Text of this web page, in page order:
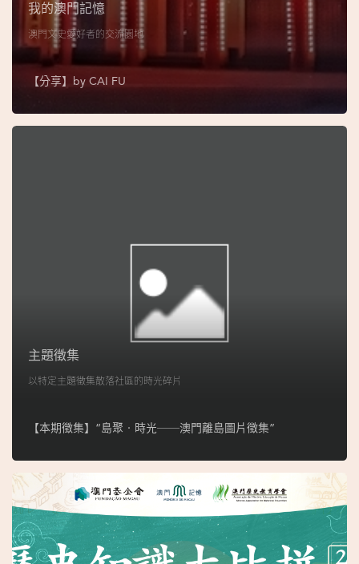
圖
閣
我的澳門記憶
澳門文史愛好者的交流園地
【分享】by CAI FU
主題徵集
以特定主題徵集散落社區的時光碎片
【本期徵集】“島聚‧時光──澳門離島圖片徵集”